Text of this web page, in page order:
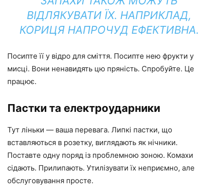
ВІДЛЯКУВАТИ ЇХ. НАПРИКЛАД,
КОРИЦЯ НАПРОЧУД ЕФЕКТИВНА.
Посипте її у відро для сміття. Посипте нею фрукти у
мисці. Вони ненавидять цю пряність. Спробуйте. Це
працює.
Пастки та електроударники
Тут ліньки — ваша перевага. Липкі пастки, що
вставляються в розетку, виглядають як нічники.
Поставте одну поряд із проблемною зоною. Комахи
сідають. Прилипають. Утилізувати їх неприємно, але
обслуговування просте.